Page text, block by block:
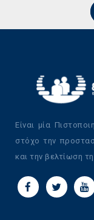
Είναι μία
στόχο την
και την βελτίωση